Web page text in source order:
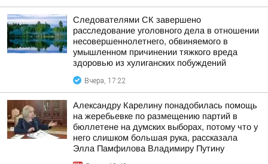
Следователями СК завершено
расследование уголовного дела в отношении
несовершеннолетнего, обвиняемого в
умышленном причинении тяжкого вреда
здоровью из хулиганских побуждений
Вчера, 17:22
Александру Карелину понадобилась помощь
на жеребьевке по размещению партий в
бюллетене на думских выборах, потому что у
него слишком большая рука, рассказала
Элла Памфилова Владимиру Путину